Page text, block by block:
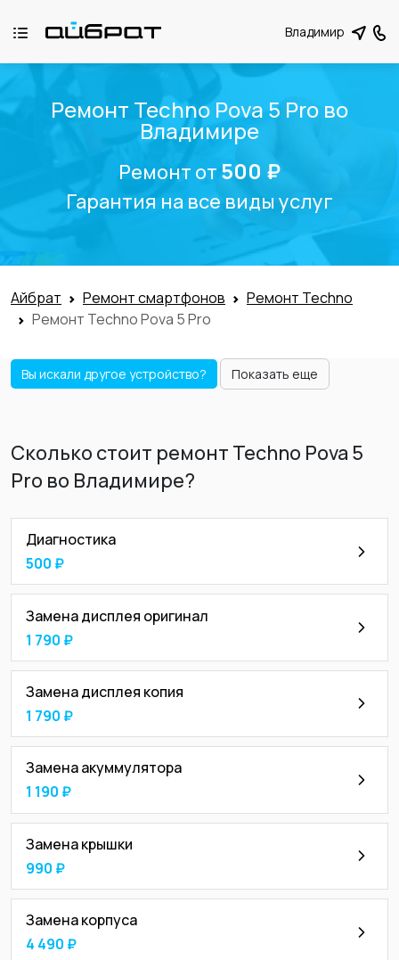
Владимир
Ремонт Techno Pova 5 Pro во
Владимире
Ремонт от 500 ₽
Гарантия на все виды услуг
Айбрат Ремонт смартфонов
Ремонт Techno
Ремонт Techno Pova 5 Pro
Вы искали другое устройство? Показать еще
Сколько стоит ремонт Techno Pova 5
Pro во Владимире?
Диагностика
500 ₽
Замена дисплея оригинал
1 790 ₽
Замена дисплея копия
1 790 ₽
Замена акуммулятора
1 190 ₽
Замена крышки
990 ₽
Замена корпуса
4 490 ₽